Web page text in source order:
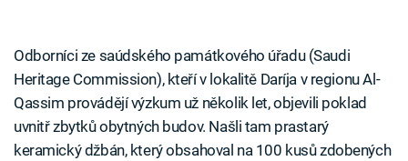
Odborníci ze saúdského památkového úřadu (Saudi
Heritage Commission), kteří v lokalitě Daríja v regionu Al-
Qassim provádějí výzkum už několik let, objevili poklad
uvnitř zbytků obytných budov. Našli tam prastarý
keramický džbán, který obsahoval na 100 kusů zdobených